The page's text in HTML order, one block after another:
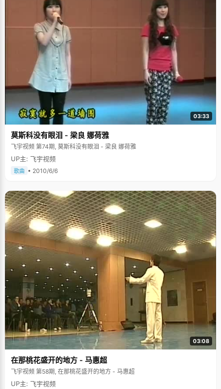
03:33
莫斯科没有眼泪 - 梁良 娜荷雅
飞宇视频 第74期, 莫斯科没有眼泪 - 梁良 娜荷雅
UP主: 飞宇视频
歌曲 • 2010/6/6
03:08
在那桃花盛开的地方 - 马惠超
飞宇视频 第58期, 在那桃花盛开的地方 - 马惠超
UP主: 飞宇视频